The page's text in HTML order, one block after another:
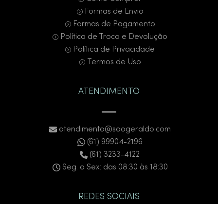
Formas de Envio
Formas de Pagamento
Política de Troca e Devolução
Política de Privacidade
Termos de Uso
ATENDIMENTO
atendimento@saogeraldo.com
(61) 99904-2196
(61) 3233-4122
Seg. a Sex: das 08:30 às 18:30
REDES SOCIAIS